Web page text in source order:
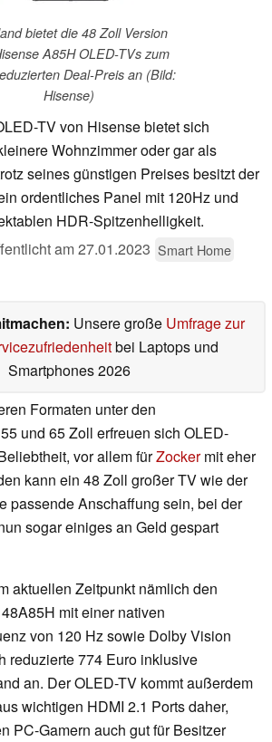
bietet die 48 Zoll Version
A85H OLED-TVs zum
Deal-Preis an (Bild:
Hisense)
TV von Hisense bietet sich
Wohnzimmer oder gar als
seines günstigen Preises besitzt der
ordentliches Panel mit 120Hz und
HDR-Spitzenhelligkeit.
am27.01.2023 Smart Home
Unsere große Umfrage zur
bei Laptops und
Smartphones 2026
Formaten unter den
und 65 Zoll erfreuen sich OLED-
vor allem fürZockermit eher
kann ein 48 Zoll großer TV wie der
passende Anschaffung sein, bei der
sogar einiges an Geld gespart
aktuellen Zeitpunkt nämlich den
mit einer nativen
von 120 Hz sowie Dolby Vision
reduzierte 774 Euro inklusive
an. Der OLED-TV kommt außerdem
wichtigen HDMI 2.1 Ports daher,
PC-Gamern auch gut für Besitzer